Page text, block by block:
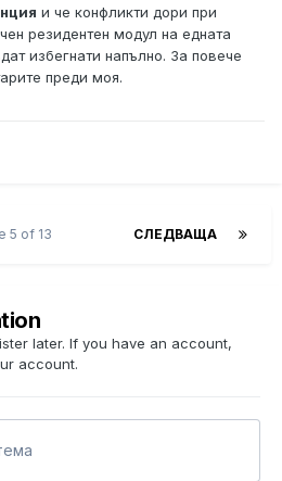
и че конфликти дори при
резидентен модул на едната
избегнати напълно. За повече
преди моя.
СЛЕДВАЩА
5 of 13
later. If you have an account,
account.